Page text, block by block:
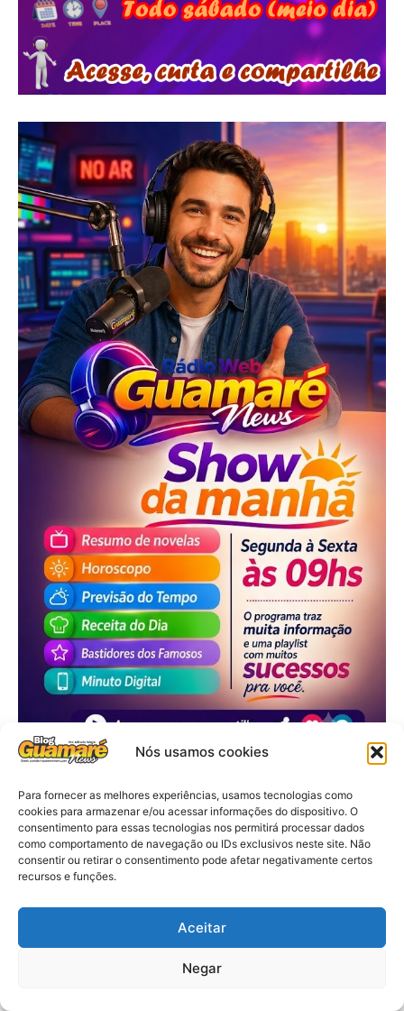
Nós usamos cookies
Para fornecer as melhores experiências, usamos tecnologias como
cookies para armazenar e/ou acessar informações do dispositivo. O
consentimento para essas tecnologias nos permitirá processar dados
como comportamento de navegação ou IDs exclusivos neste site. Não
consentir ou retirar o consentimento pode afetar negativamente certos
recursos e funções.
Aceitar
Negar